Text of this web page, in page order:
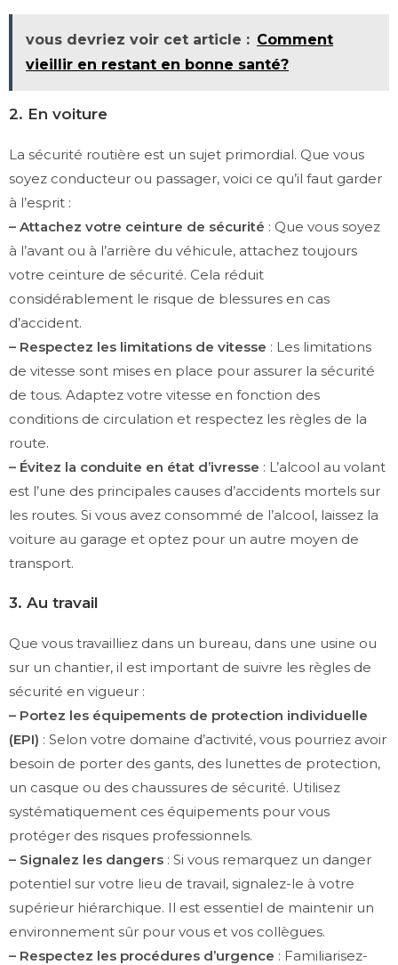
vous devriez voir cet article : Comment
vieillir en restant en bonne santé?
2. En voiture
La sécurité routière est un sujet primordial. Que vous
soyez conducteur ou passager, voici ce qu’il faut garder
à l’esprit :
– Attachez votre ceinture de sécurité : Que vous soyez
à l’avant ou à l’arrière du véhicule, attachez toujours
votre ceinture de sécurité. Cela réduit
considérablement le risque de blessures en cas
d’accident.
– Respectez les limitations de vitesse : Les limitations
de vitesse sont mises en place pour assurer la sécurité
de tous. Adaptez votre vitesse en fonction des
conditions de circulation et respectez les règles de la
route.
– Évitez la conduite en état d’ivresse : L’alcool au volant
est l’une des principales causes d’accidents mortels sur
les routes. Si vous avez consommé de l’alcool, laissez la
voiture au garage et optez pour un autre moyen de
transport.
3. Au travail
Que vous travailliez dans un bureau, dans une usine ou
sur un chantier, il est important de suivre les règles de
sécurité en vigueur :
– Portez les équipements de protection individuelle
(EPI) : Selon votre domaine d’activité, vous pourriez avoir
besoin de porter des gants, des lunettes de protection,
un casque ou des chaussures de sécurité. Utilisez
systématiquement ces équipements pour vous
protéger des risques professionnels.
– Signalez les dangers : Si vous remarquez un danger
potentiel sur votre lieu de travail, signalez-le à votre
supérieur hiérarchique. Il est essentiel de maintenir un
environnement sûr pour vous et vos collègues.
– Respectez les procédures d’urgence : Familiarisez-